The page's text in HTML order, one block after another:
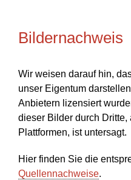
Bildernachweis
Wir weisen darauf hin,
unser Eigentum
Anbietern lizensiert
dieser Bilder durch
Plattformen, ist untersagt.
Hier finden Sie die
Quellennachweise.